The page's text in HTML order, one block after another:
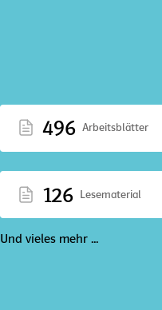
496 Arbeitsblätter
126 Lesematerial
Und vieles mehr ...